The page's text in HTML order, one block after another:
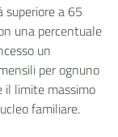
superiore a 65
una percentuale
un
per ognuno
il limite massimo
familiare.